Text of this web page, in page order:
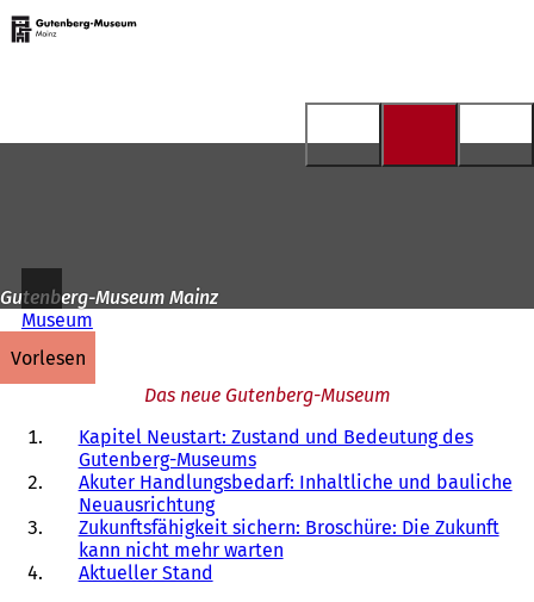
Inhalt anspringen
Zur
Startseite
Gutenberg-Museum Mainz
Museum
vorlesen
Das neue Gutenberg-Museum
Kapitel Neustart: Zustand und Bedeutung des
Gutenberg-Museums
Akuter Handlungsbedarf: Inhaltliche und bauliche
Neuausrichtung
Zukunftsfähigkeit sichern: Broschüre: Die Zukunft
kann nicht mehr warten
Aktueller Stand